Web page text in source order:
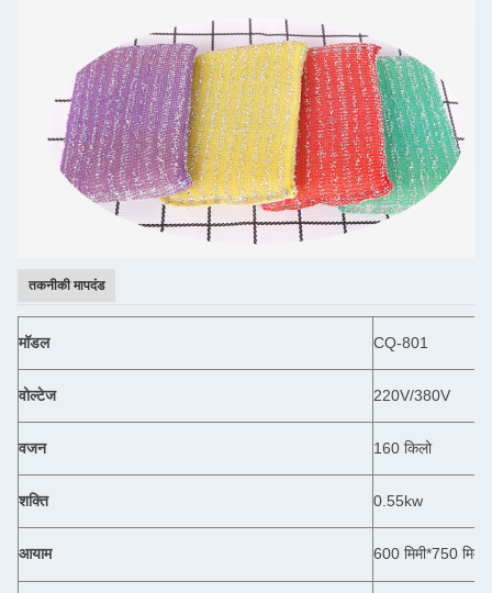
तकनीकी मापदंड
मॉडल CQ-801
वोल्टेज 220V/380V
वजन 160 किलो
शक्ति 0.55kw
आयाम 600 मिमी*750